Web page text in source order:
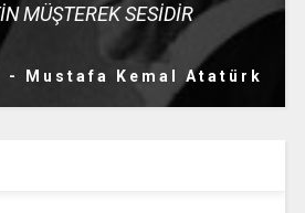
MÜŞTEREK SESİDİR
- Mustafa Kemal Atatürk